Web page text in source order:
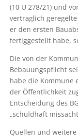
(10 U 278/21) und
vertraglich
er den ersten
fertiggestellt habe,
Die von der
Bebauungspflicht
habe die Kommune
der Öffentlichkeit
Entscheidung des
„schuldhaft
Quellen und